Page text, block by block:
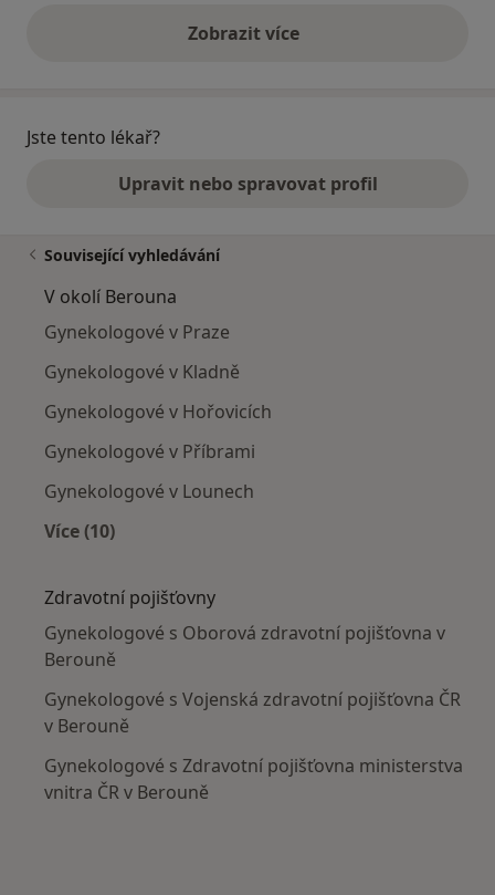
Zobrazit vícevýše uvedené názory
Jste tento lékař?
Upravit nebo spravovat profil
Související vyhledávání
V okolí Berouna
Gynekologové v Praze
Gynekologové v Kladně
Gynekologové v Hořovicích
Gynekologové v Příbrami
Gynekologové v Lounech
Více (10)
Zdravotní pojišťovny
Gynekologové s Oborová zdravotní pojišťovna v
Berouně
Gynekologové s Vojenská zdravotní pojišťovna ČR
v Berouně
Gynekologové s Zdravotní pojišťovna ministerstva
vnitra ČR v Berouně